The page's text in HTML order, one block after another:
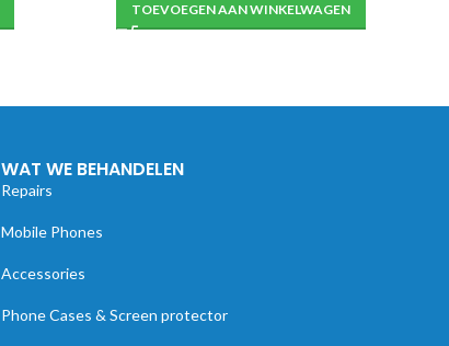
TOEVOEGEN AAN WINKELWAGEN
WAT WE BEHANDELEN
Repairs
Mobile Phones
Accessories
Phone Cases & Screen protector